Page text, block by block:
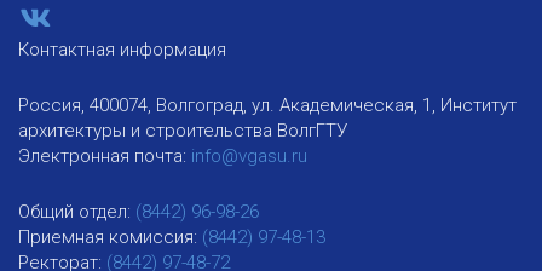
Контактная информация
Россия, 400074, Волгоград, ул. Академическая, 1, Институт
архитектуры и строительства ВолгГТУ
Электронная почта: info@vgasu.ru
Общий отдел: (8442) 96-98-26
Приемная комиссия: (8442) 97-48-13
Ректорат: (8442) 97-48-72